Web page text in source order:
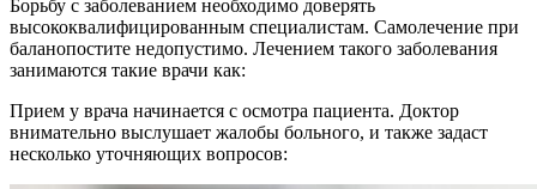
Борьбу с заболеванием необходимо доверять
высококвалифицированным специалистам. Самолечение при
баланопостите недопустимо. Лечением такого заболевания
занимаются такие врачи как:
Прием у врача начинается с осмотра пациента. Доктор
внимательно выслушает жалобы больного, и также задаст
несколько уточняющих вопросов: